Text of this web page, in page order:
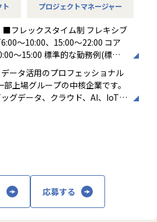
通貫で関わって頂きます。
ェクト管理、エンドユーザーと
など、幅広い経験に基づくスキル
可能な環境です。
り取りをする立場であり、要件
ます。
する業務への異動を命じることが
ト プロジェクトマネージャー
■フレックスタイム制 フレキシブ
～10:00、15:00～22:00 コア
～15:00 標準的な勤務例(標準
9:00～18:00
レックス制（コアタイムあり）
有無： 有（月平均19時間）
60分
ータ活用のプロフェッショナル
上場グループの中核企業です。
グデータ、クラウド、AI、IoTを
コープを拡張しています。
大手企業となっており、30年以
門性と技術力、高度な分析ノ
応募する